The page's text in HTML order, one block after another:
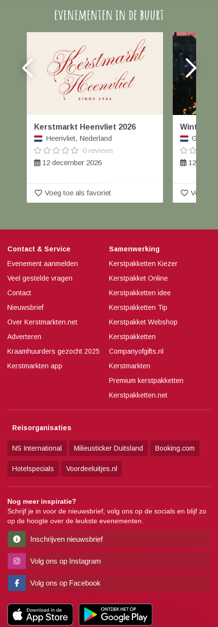
evenementen in de buurt
Kerstmarkt Heenvliet 2026
Heenvliet, Nederland
0 reviews
12 december 2026
favorite_border Voeg toe als favoriet
12
favorite_border Voeg
Contact & Service
Evenement aanmelden
Veel gestelde vragen
Contact
Nieuwsbrief
Over Kerstmarkten.net
Adverteren
Kraamhuurders gezocht 2025
Kerstmarkten app
Samenwerking
Kerstpakketten Kiezer
Kerstpakket Online
Kerstpakketten idee
Kerstpakketten Tip
Kerstpakket Webshop
Kerstpakketten
Companyofgifts.nl
Kerstmarkten
Premium kerstpakketten
Kerstpakketten.net
Reisorganisaties
NS International Milieusticker Duitsland Booking.com
Hotelspecials Voordeeluitjes.nl
Nog meer inspiratie?
Schrijf je in voor de nieuwsbrief, volg ons op de socials en blijf zo
op de hoogte over de leukste evenementen.
Inschrijven nieuwsbrief
Volg ons op Instagram
Volg ons op Facebook